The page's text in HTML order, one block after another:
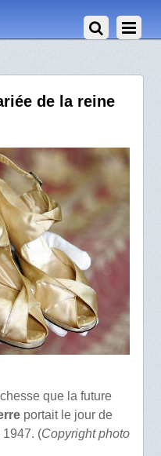
de la reine
que la future
portait le jour de
(Copyright photo